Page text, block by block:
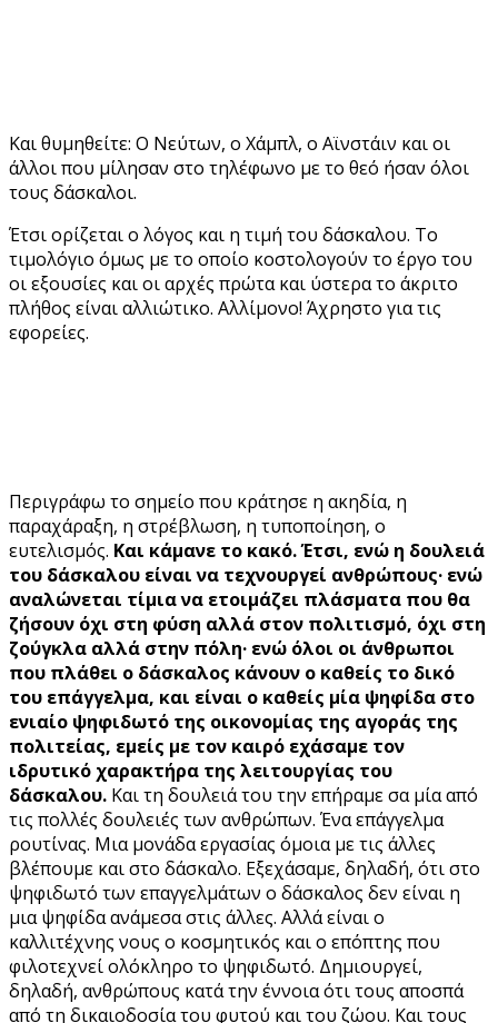
Και θυμηθείτε: Ο Νεύτων, ο Χάμπλ, ο Αϊνστάιν και οι
άλλοι που μίλησαν στο τηλέφωνο με το θεό ήσαν όλοι
τους δάσκαλοι.
Έτσι ορίζεται ο λόγος και η τιμή του δάσκαλου. Το
τιμολόγιο όμως με το οποίο κοστολογούν το έργο του
οι εξουσίες και οι αρχές πρώτα και ύστερα το άκριτο
πλήθος είναι αλλιώτικο. Αλλίμονο! Άχρηστο για τις
εφορείες.
Περιγράφω το σημείο που κράτησε η ακηδία, η
παραχάραξη, η στρέβλωση, η τυποποίηση, ο
ευτελισμός. Και κάμανε το κακό. Έτσι, ενώ η δουλειά
του δάσκαλου είναι να τεχνουργεί ανθρώπους· ενώ
αναλώνεται τίμια να ετοιμάζει πλάσματα που θα
ζήσουν όχι στη φύση αλλά στον πολιτισμό, όχι στη
ζούγκλα αλλά στην πόλη· ενώ όλοι οι άνθρωποι
που πλάθει ο δάσκαλος κάνουν ο καθείς το δικό
του επάγγελμα, και είναι ο καθείς μία ψηφίδα στο
ενιαίο ψηφιδωτό της οικονομίας της αγοράς της
πολιτείας, εμείς με τον καιρό εχάσαμε τον
ιδρυτικό χαρακτήρα της λειτουργίας του
δάσκαλου. Και τη δουλειά του την επήραμε σα μία από
τις πολλές δουλειές των ανθρώπων. Ένα επάγγελμα
ρουτίνας. Μια μονάδα εργασίας όμοια με τις άλλες
βλέπουμε και στο δάσκαλο. Εξεχάσαμε, δηλαδή, ότι στο
ψηφιδωτό των επαγγελμάτων ο δάσκαλος δεν είναι η
μια ψηφίδα ανάμεσα στις άλλες. Αλλά είναι ο
καλλιτέχνης νους ο κοσμητικός και ο επόπτης που
φιλοτεχνεί ολόκληρο το ψηφιδωτό. Δημιουργεί,
δηλαδή, ανθρώπους κατά την έννοια ότι τους αποσπά
από τη δικαιοδοσία του φυτού και του ζώου. Και τους